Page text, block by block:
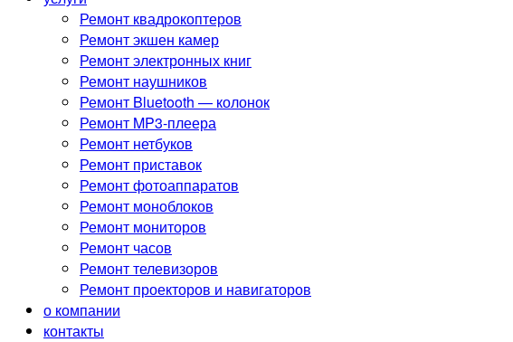
Ремонт квадрокоптеров
Ремонт экшен камер
Ремонт электронных книг
Ремонт наушников
Ремонт Bluetooth — колонок
Ремонт MP3-плеера
Ремонт нетбуков
Ремонт приставок
Ремонт фотоаппаратов
Ремонт моноблоков
Ремонт мониторов
Ремонт часов
Ремонт телевизоров
Ремонт проекторов и навигаторов
о компании
контакты